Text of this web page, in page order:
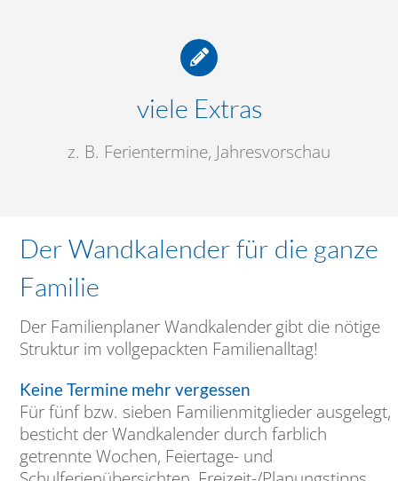
viele Extras
z. B. Ferientermine, Jahresvorschau
Der Wandkalender für die ganze
Familie
Der Familienplaner Wandkalendergibt die nötige
Struktur im vollgepackten Familienalltag!
Keine Termine mehr vergessen
Für fünf bzw. sieben Familienmitglieder ausgelegt,
besticht der Wandkalender durch farblich
getrennte Wochen, Feiertage- und